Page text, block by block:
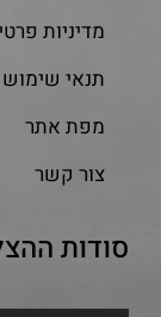
מדיניות
תנאי שימוש
מפת אתר
צור קשר
סודות